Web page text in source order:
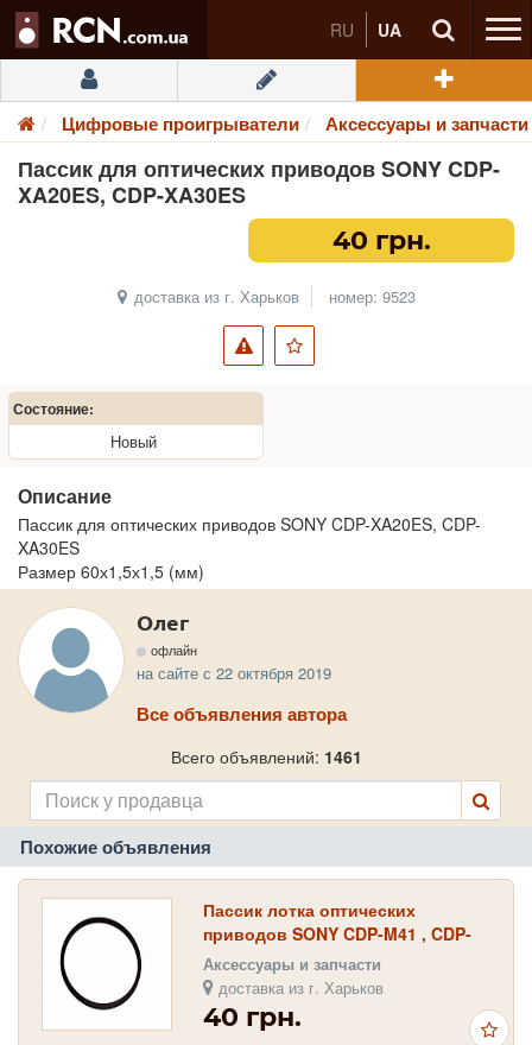
RU UA
Цифровые проигрыватели Аксессуары и запчасти
Пассик для оптических приводов SONY CDP-
XA20ES, CDP-XA30ES
40 грн.
доставка из г. Харьков номер: 9523
Состояние:
Новый
Описание
Пассик для оптических приводов SONY CDP-XA20ES, CDP-
XA30ES
Размер 60х1,5х1,5 (мм)
Олег
офлайн
на сайте с 22 октября 2019
Все объявления автора
Всего объявлений: 1461
Похожие объявления
Пассик лотка оптических
приводов SONY CDP-M41 , CDP-
M33 , CDP-M46 , CDP-N500
Аксессуары и запчасти
доставка из г. Харьков
40 грн.